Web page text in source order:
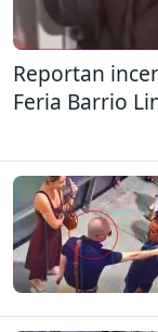
Reportan
Feria Barrio